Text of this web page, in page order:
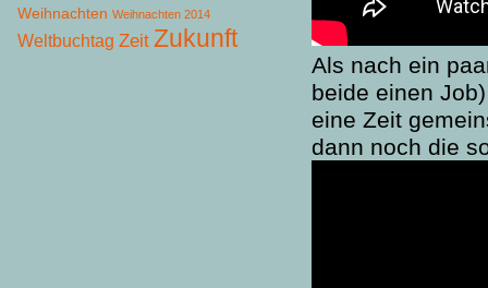
Als nach ein
beide einen
eine Zeit
dann noch die
Weihnachten Weihnachten 2014
Weltbuchtag Zeit Zukunft